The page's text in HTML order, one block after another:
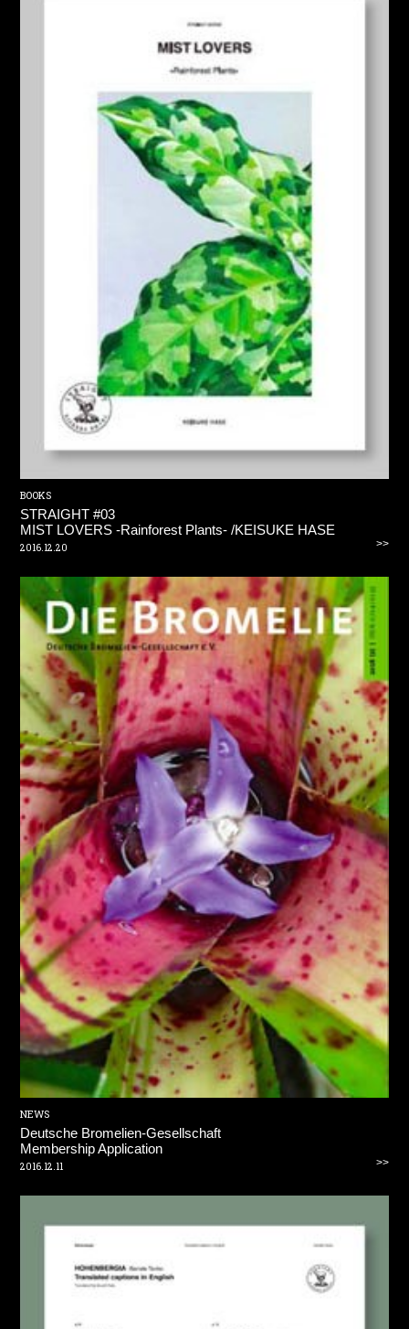
BOOKS
STRAIGHT #03
MIST LOVERS -Rainforest Plants- /KEISUKE HASE
2016.12.20 >>
NEWS
Deutsche Bromelien-Gesellschaft
Membership Application
2016.12.11 >>